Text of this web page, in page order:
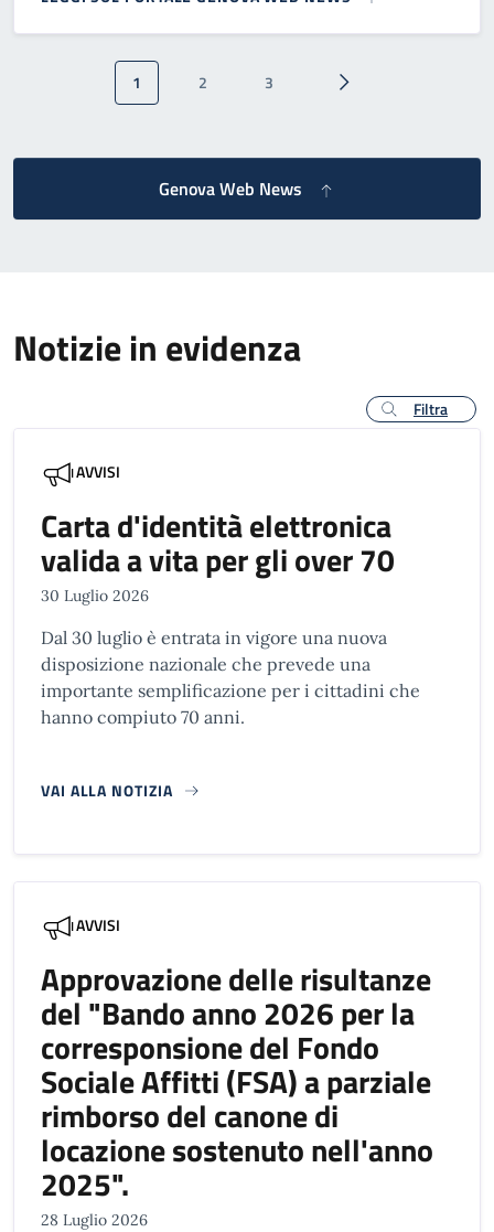
Paginazione
Pagina attuale
1 Pagina
2 Pagina
3 Pagina successiva
Genova Web News
Notizie in evidenza
Filtra
AVVISI
Carta d'identità elettronica
valida a vita per gli over 70
30 Luglio 2026
Dal 30 luglio è entrata in vigore una nuova
disposizione nazionale che prevede una
importante semplificazione per i cittadini che
hanno compiuto 70 anni.
VAI ALLA NOTIZIA
AVVISI
Approvazione delle risultanze
del "Bando anno 2026 per la
corresponsione del Fondo
Sociale Affitti (FSA) a parziale
rimborso del canone di
locazione sostenuto nell'anno
2025".
28 Luglio 2026